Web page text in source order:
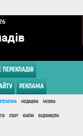
ПЕРЕКЛАДІВ
РЕКЛАМА
МЕДИЦИНА МУЗИКА
СПОРТ КРАЇНИ БУДІВНИЦТВО